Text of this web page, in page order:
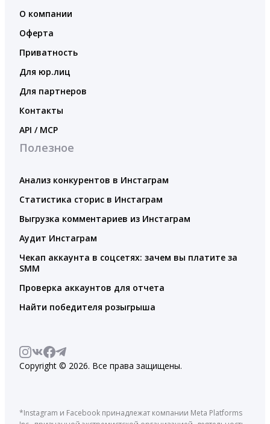
О компании
Оферта
Приватность
Для юр.лиц
Для партнеров
Контакты
API / MCP
Полезное
Анализ конкурентов в Инстаграм
Статистика сторис в Инстаграм
Выгрузка комментариев из Инстаграм
Аудит Инстаграм
Чекап аккаунта в соцсетях: зачем вы платите за
SMM
Проверка аккаунтов для отчета
Найти победителя розыгрыша
Copyright © 2026. Все права защищены.
*Instagram и Facebook принадлежат компании Meta Platforms